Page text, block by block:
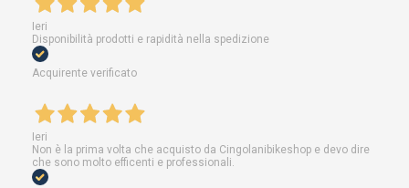
Ieri
Disponibilità prodotti e rapidità nella spedizione
Acquirente verificato
Ieri
Non è la prima volta che acquisto da Cingolanibikeshop e devo dire
che sono molto efficenti e professionali.